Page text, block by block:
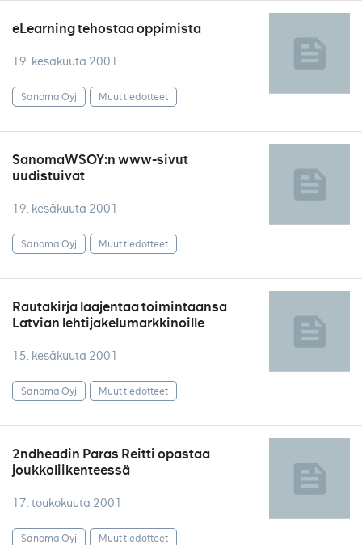
eLearning tehostaa oppimista
19. kesäkuuta 2001
Sanoma Oyj Muut tiedotteet
SanomaWSOY:n www-sivut
uudistuivat
19. kesäkuuta 2001
Sanoma Oyj Muut tiedotteet
Rautakirja laajentaa toimintaansa
Latvian lehtijakelumarkkinoille
15. kesäkuuta 2001
Sanoma Oyj Muut tiedotteet
2ndheadin Paras Reitti opastaa
joukkoliikenteessä
17. toukokuuta 2001
Sanoma Oyj Muut tiedotteet